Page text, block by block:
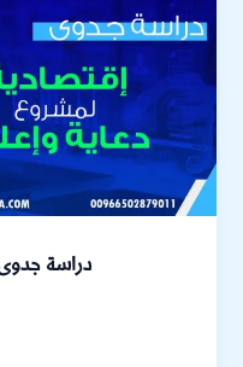
دراسة جدوى